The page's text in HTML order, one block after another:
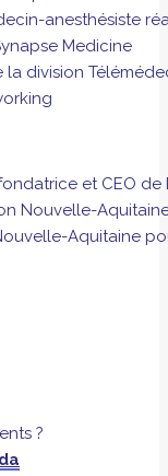
anesthésiste
Medicine
la division
et CEO
Nouvelle-
Aquitaine
?